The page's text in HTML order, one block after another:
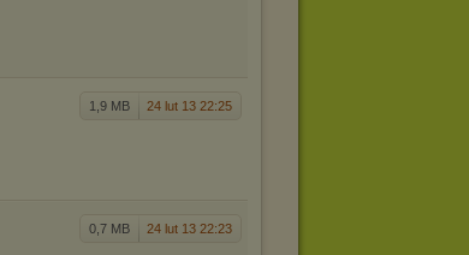
1,9 MB 24 lut 13 22:25
0,7 MB 24 lut 13 22:23